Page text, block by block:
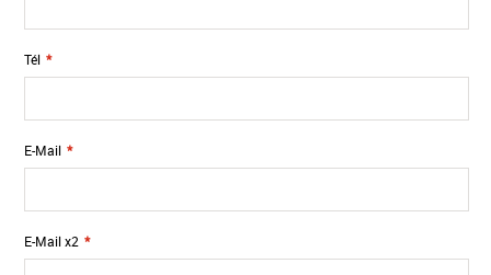
Tél *
E-Mail *
E-Mail x2 *